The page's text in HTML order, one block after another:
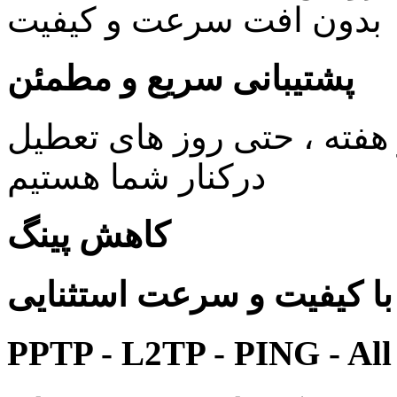
بدون افت سرعت و کیفیت
پشتیبانی سریع و مطمئن
24 ساعته در 7 روز هفته ، حتی روز های تعطیل
درکنار شما هستیم
کاهش پینگ
کیفیت و سرعت استثنایی
PPTP - L2TP - PING -